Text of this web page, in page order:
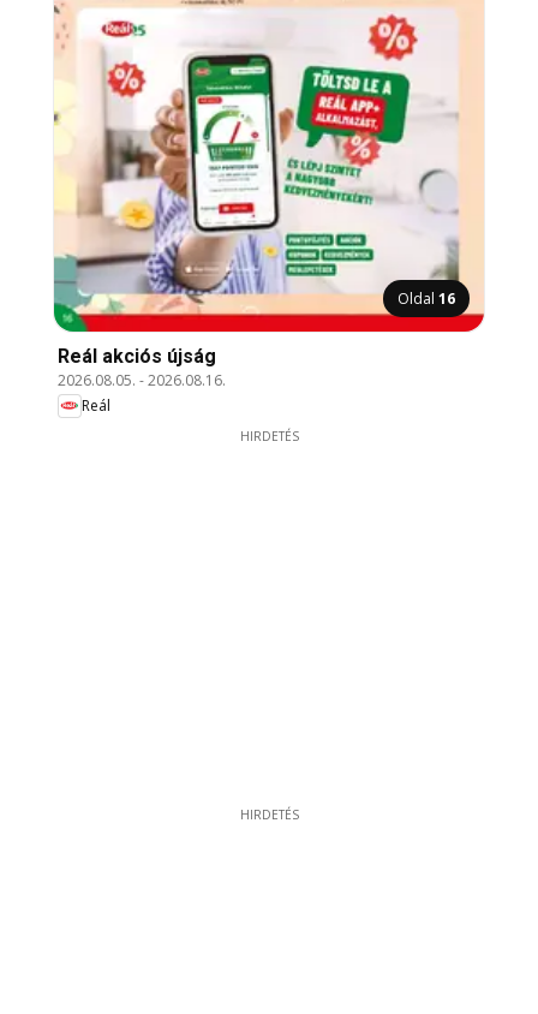
Oldal 16
Reál akciós újság
2026.08.05. -2026.08.16.
Reál
HIRDETÉS
HIRDETÉS